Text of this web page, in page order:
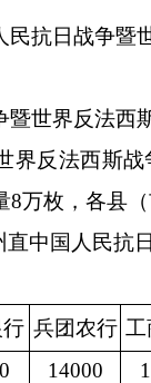
民抗日战争暨
暨世界反法西
界反法西斯战
8万枚，各县（
直中国人民抗
兵团农行
14000